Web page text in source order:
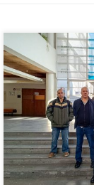
No passado dia 20 de
Engenharia recebeu
de Lund. O intuito
institucionais de
pedagógica. A reunião
Arezes, Presidente […]